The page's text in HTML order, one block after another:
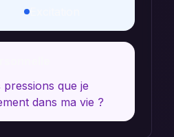
Excitation
que je
dans ma vie ?